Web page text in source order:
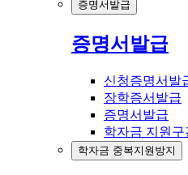
증명서발급
증명서발급
신청증명서발
장학증서발급
증명서발급
학자금 지원
학자금 중복지원방지